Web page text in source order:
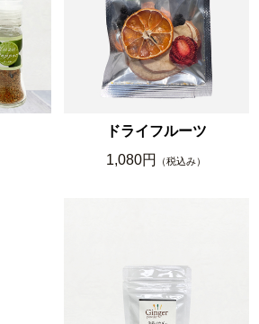
ドライフルーツ
1,080円
（税込み）